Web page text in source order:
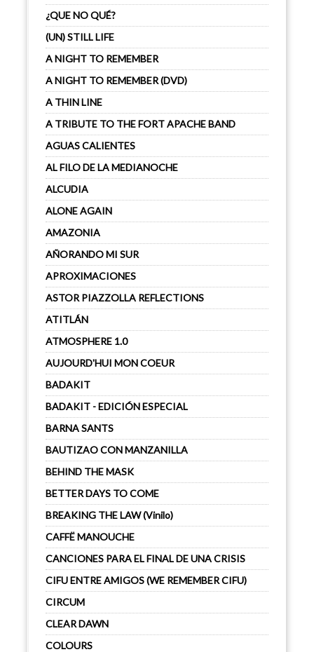
¿QUE NO QUÉ?
(UN) STILL LIFE
A NIGHT TO REMEMBER
A NIGHT TO REMEMBER (DVD)
A THIN LINE
A TRIBUTE TO THE FORT APACHE BAND
AGUAS CALIENTES
AL FILO DE LA MEDIANOCHE
ALCUDIA
ALONE AGAIN
AMAZONIA
AÑORANDO MI SUR
APROXIMACIONES
ASTOR PIAZZOLLA REFLECTIONS
ATITLÁN
ATMOSPHERE 1.0
AUJOURD'HUI MON COEUR
BADAKIT
BADAKIT - EDICIÓN ESPECIAL
BARNA SANTS
BAUTIZAO CON MANZANILLA
BEHIND THE MASK
BETTER DAYS TO COME
BREAKING THE LAW (Vinilo)
CAFFË MANOUCHE
CANCIONES PARA EL FINAL DE UNA CRISIS
CIFU ENTRE AMIGOS (WE REMEMBER CIFU)
CIRCUM
CLEAR DAWN
COLOURS